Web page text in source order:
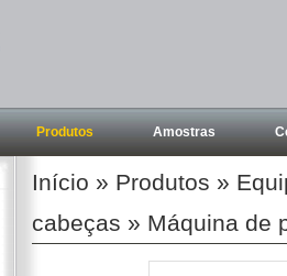
Produtos Amostras
Início » Produtos »
cabeças » Máquina de